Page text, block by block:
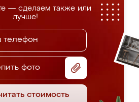
— сделаем также или
лучше!
фото
стоимость